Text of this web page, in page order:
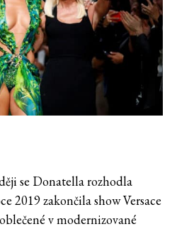
se Donatella rozhodla
2019 zakončila show Versace
v modernizované